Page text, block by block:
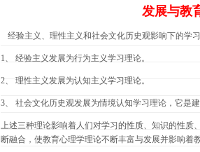
发展与教
经验主义、理性主义和社会文化历史观影响下的学
1、 经验主义发展为行为主义学习理论。
2、 理性主义发展为认知主义学习理论。
3、 社会文化历史观发展为情境认知学习理论，它是
上述三种理论影响着人们对学习的性质、知识的性质
断融合，使教育心理学理论不断丰富与发展并影响着